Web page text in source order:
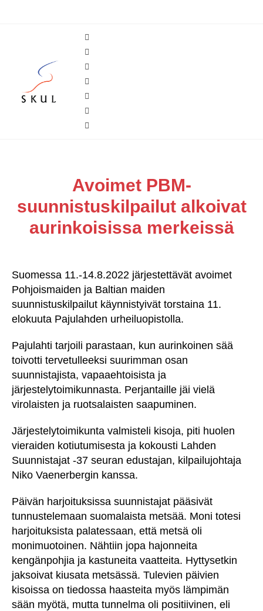
Avoimet PBM-
suunnistuskilpailut alkoivat
aurinkoisissa merkeissä
Suomessa 11.-14.8.2022 järjestettävät avoimet
Pohjoismaiden ja Baltian maiden
suunnistuskilpailut käynnistyivät torstaina 11.
elokuuta Pajulahden urheiluopistolla.
Pajulahti tarjoili parastaan, kun aurinkoinen sää
toivotti tervetulleeksi suurimman osan
suunnistajista, vapaaehtoisista ja
järjestelytoimikunnasta. Perjantaille jäi vielä
virolaisten ja ruotsalaisten saapuminen.
Järjestelytoimikunta valmisteli kisoja, piti huolen
vieraiden kotiutumisesta ja kokousti Lahden
Suunnistajat -37 seuran edustajan, kilpailujohtaja
Niko Vaenerbergin kanssa.
Päivän harjoituksissa suunnistajat pääsivät
tunnustelemaan suomalaista metsää. Moni totesi
harjoituksista palatessaan, että metsä oli
monimuotoinen. Nähtiin jopa hajonneita
kengänpohjia ja kastuneita vaatteita. Hyttysetkin
jaksoivat kiusata metsässä. Tulevien päivien
kisoissa on tiedossa haasteita myös lämpimän
sään myötä, mutta tunnelma oli positiivinen, eli